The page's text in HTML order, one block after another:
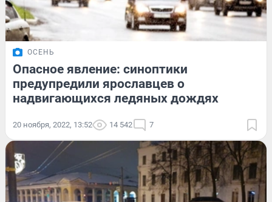
ОСЕНЬ
Опасное явление: синоптики
предупредили ярославцев о
надвигающихся ледяных дождях
20 ноября, 2022, 13:52 14 542 7